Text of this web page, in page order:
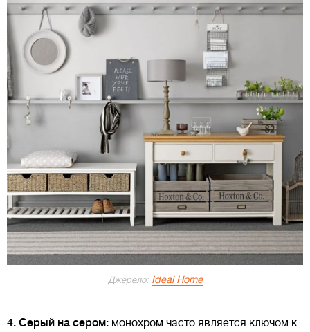
Джерело: Ideal Home
4. Серый на сером: монохром часто является ключом к